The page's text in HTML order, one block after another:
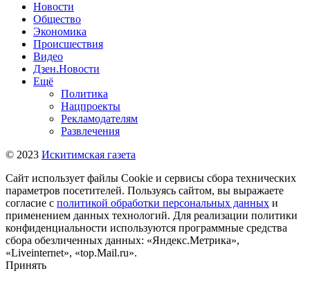
Новости
Общество
Экономика
Происшествия
Видео
Дзен.Новости
Ещё
Политика
Нацпроекты
Рекламодателям
Развлечения
© 2023 Искитимская газета
Сайт использует файлы Cookie и сервисы сбора технических
параметров посетителей. Пользуясь сайтом, вы выражаете
согласие с политикой обработки персональных данных и
применением данных технологий. Для реализации политики
конфиденциальности используются программные средства
сбора обезличенных данных: «Яндекс.Метрика»,
«Liveinternet», «top.Mail.ru».
Принять